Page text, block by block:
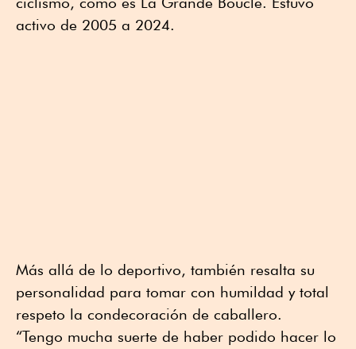
activo de 2005 a 2024.
Más allá de lo deportivo, también resalta su
personalidad para tomar con humildad y total
respeto la condecoración de caballero.
“Tengo mucha suerte de haber podido hacer lo